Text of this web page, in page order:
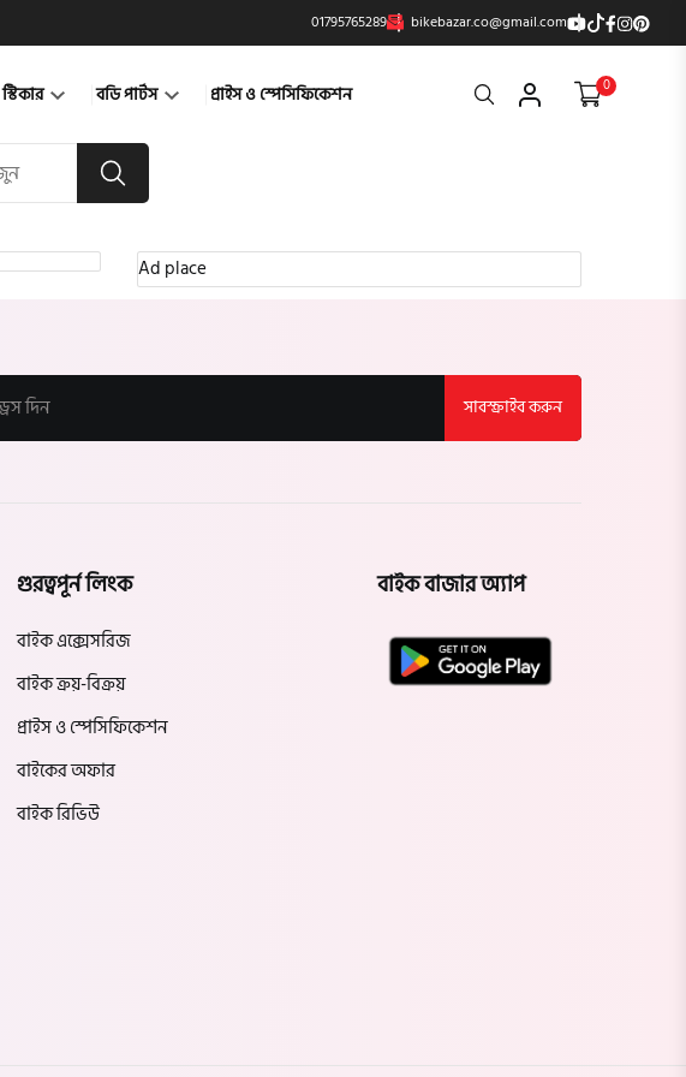
01795765289 bikebazar.co@gmail.com
স্টিকার বডি পার্টস প্রাইস ও স্পেসিফিকেশন Search 0
Ad place
সাবস্ক্রাইব করুন
গুরত্বপূর্ন লিংক
বাইক এক্সেসরিজ
বাইক ক্রয়-বিক্রয়
প্রাইস ও স্পেসিফিকেশন
বাইকের অফার
বাইক রিভিউ
বাইক বাজার অ্যাপ